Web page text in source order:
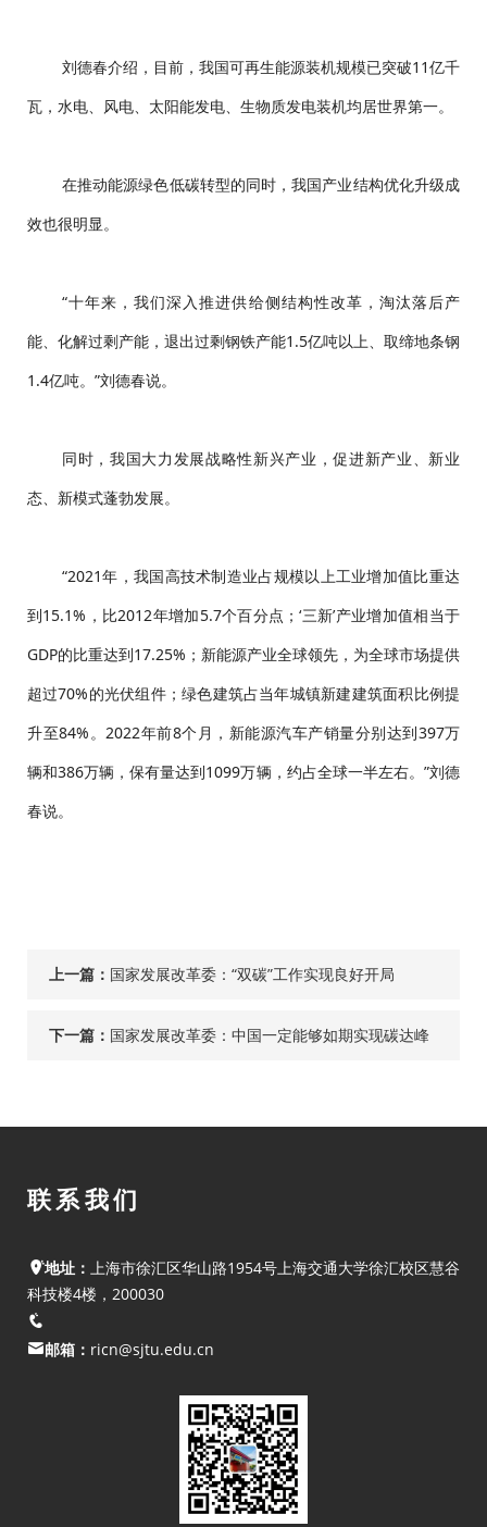
刘德春介绍，目前，我国可再生能源装机规模已突破11亿千
瓦，水电、风电、太阳能发电、生物质发电装机均居世界第一。
在推动能源绿色低碳转型的同时，我国产业结构优化升级成
效也很明显。
“十年来，我们深入推进供给侧结构性改革，淘汰落后产
能、化解过剩产能，退出过剩钢铁产能1.5亿吨以上、取缔地条钢
1.4亿吨。”刘德春说。
同时，我国大力发展战略性新兴产业，促进新产业、新业
态、新模式蓬勃发展。
“2021年，我国高技术制造业占规模以上工业增加值比重达
到15.1%，比2012年增加5.7个百分点；‘三新’产业增加值相当于
GDP的比重达到17.25%；新能源产业全球领先，为全球市场提供
超过70%的光伏组件；绿色建筑占当年城镇新建建筑面积比例提
升至84%。2022年前8个月，新能源汽车产销量分别达到397万
辆和386万辆，保有量达到1099万辆，约占全球一半左右。”刘德
春说。
上一篇： 国家发展改革委：“双碳”工作实现良好开局
下一篇： 国家发展改革委：中国一定能够如期实现碳达峰
联系我们
地址： 上海市徐汇区华山路1954号上海交通大学徐汇校区慧谷
科技楼4楼，200030
邮箱： ricn@sjtu.edu.cn